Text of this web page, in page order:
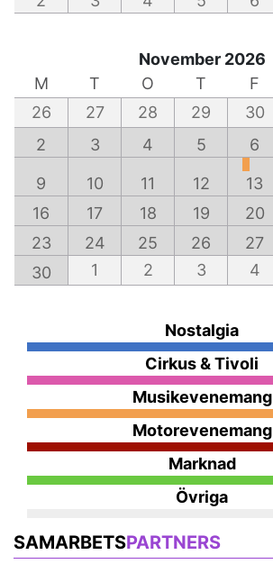
November 2026
M
T O T F
26
27 28 29 30
2
3 4 5 6
9 10 11 12 13
16
17 18 19 20
23
24 25 26 27
30
1 2 3 4
Nostalgia
Cirkus & Tivoli
Musikevenemang
Motorevenemang
Marknad
Övriga
SAMARBETSPARTNERS